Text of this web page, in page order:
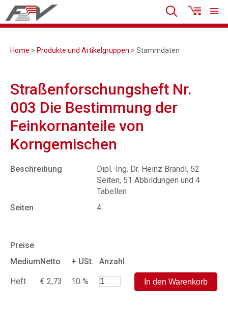
Home > Produkte und Artikelgruppen > Stammdaten
Straßenforschungsheft Nr.
003 Die Bestimmung der
Feinkornanteile von
Korngemischen
Beschreibung
Dipl.-Ing. Dr. Heinz Brandl, 52
Seiten, 51 Abbildungen und 4
Tabellen
Seiten
4
Preise
MediumNetto + USt. Anzahl
Heft € 2,73 10 %